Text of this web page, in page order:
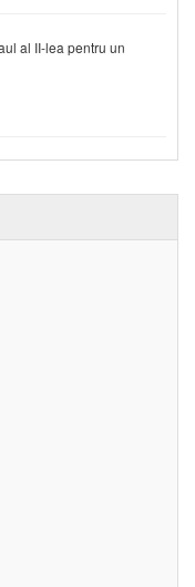
al II-lea pentru un